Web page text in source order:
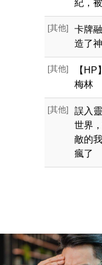
紀，
[其他]
卡牌
造了
[其他]
【HP
梅林
[其他]
誤入
世界
敵的
瘋了